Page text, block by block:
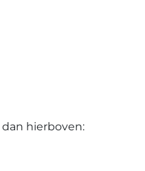
dan hierboven: